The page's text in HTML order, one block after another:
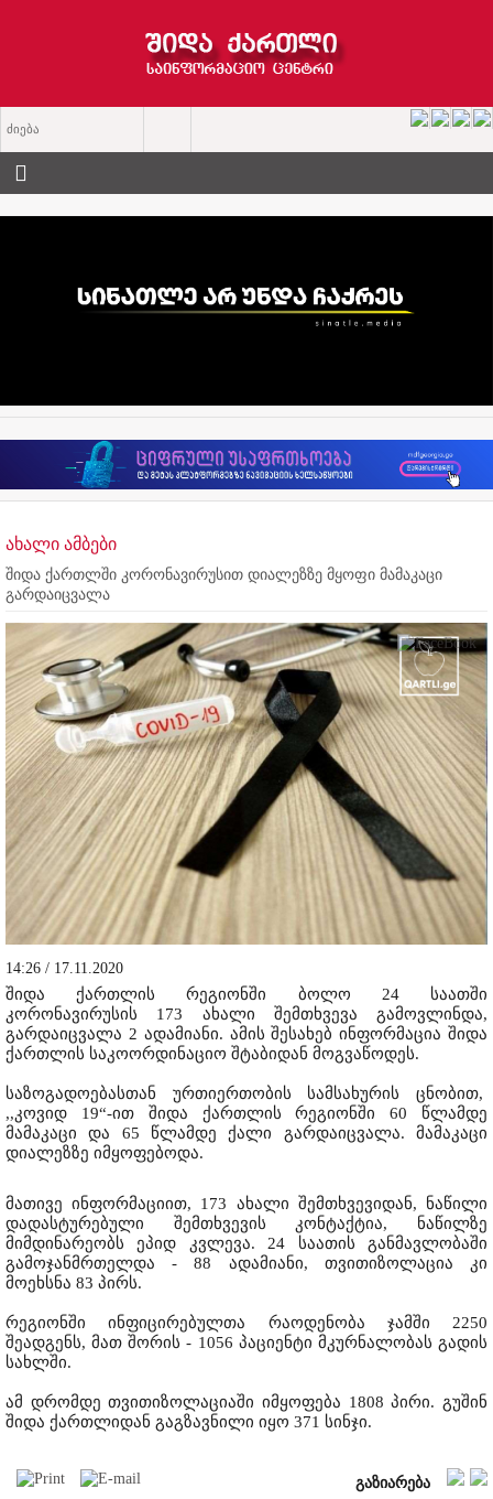
ახალი ამბები
შიდა ქართლში კორონავირუსით დიალეზზე მყოფი მამაკაცი
გარდაიცვალა
14:26 / 17.11.2020
შიდა ქართლის რეგიონში ბოლო 24 საათში
კორონავირუსის 173 ახალი შემთხვევა გამოვლინდა,
გარდაიცვალა 2 ადამიანი. ამის შესახებ ინფორმაცია შიდა
ქართლის საკოორდინაციო შტაბიდან მოგვაწოდეს.
საზოგადოებასთან ურთიერთობის სამსახურის ცნობით,
,,კოვიდ 19“-ით შიდა ქართლის რეგიონში 60 წლამდე
მამაკაცი და 65 წლამდე ქალი გარდაიცვალა. მამაკაცი
დიალეზზე იმყოფებოდა.
მათივე ინფორმაციით, 173 ახალი შემთხვევიდან, ნაწილი
დადასტურებული შემთხვევის კონტაქტია, ნაწილზე
მიმდინარეობს ეპიდ კვლევა. 24 საათის განმავლობაში
გამოჯანმრთელდა - 88 ადამიანი, თვითიზოლაცია კი
მოეხსნა 83 პირს.
რეგიონში ინფიცირებულთა რაოდენობა ჯამში 2250
შეადგენს, მათ შორის - 1056 პაციენტი მკურნალობას გადის
სახლში.
ამ დრომდე თვითიზოლაციაში იმყოფება 1808 პირი. გუშინ
შიდა ქართლიდან გაგზავნილი იყო 371 სინჯი.
გაზიარება